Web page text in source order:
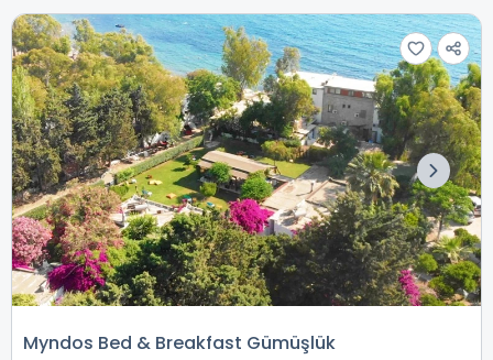
Myndos Bed & Breakfast Gümüşlük